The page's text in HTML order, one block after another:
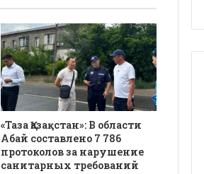
«Таза Қазақстан»: В области
Абай составлено 7 786
протоколов за нарушение
санитарных требований